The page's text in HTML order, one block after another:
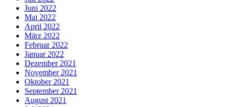
Juni 2022
Mai 2022
April 2022
März 2022
Februar 2022
Januar 2022
Dezember 2021
November 2021
Oktober 2021
September 2021
August 2021